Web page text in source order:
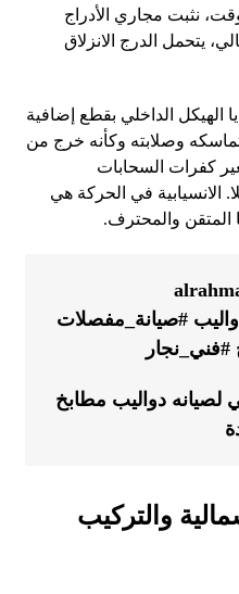
نثبت مجاري الأدراج
يتحمل الدرج الانزلاق
الهيكل الداخلي بقطع إضافية
وصلابته وكأنه خرج من
كفرات السحابات
الانسيابية في الحركة هي
المتقن والمحترف.
#صيانة_مفصلات
#فني_نجار
لصيانه دواليب مطابخ
والتركيب